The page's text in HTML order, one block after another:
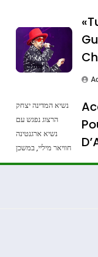
נשיא המדינה יצחק
הרצוג נפגש עם
נשיא ארגנטינה
חוויאר מיליי, במשכן
הנשיא בירושלים.
La